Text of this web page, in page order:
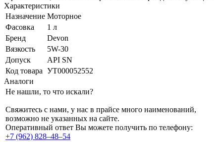
Характеристики
Назначение Моторное
Фасовка
1 л
Бренд
Devon
Вязкость
5W-30
Допуск
API SN
Код товара УТ000052552
Аналоги
Не нашли, то что искали?
Свяжитесь с нами, у нас в прайсе много наименований,
возможно не указанных на сайте.
Оперативный ответ Вы можете получить по телефону:
+7 (962) 828‒48‒54